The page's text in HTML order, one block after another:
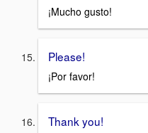
¡Mucho gusto!
Please!
¡Por favor!
Thank you!